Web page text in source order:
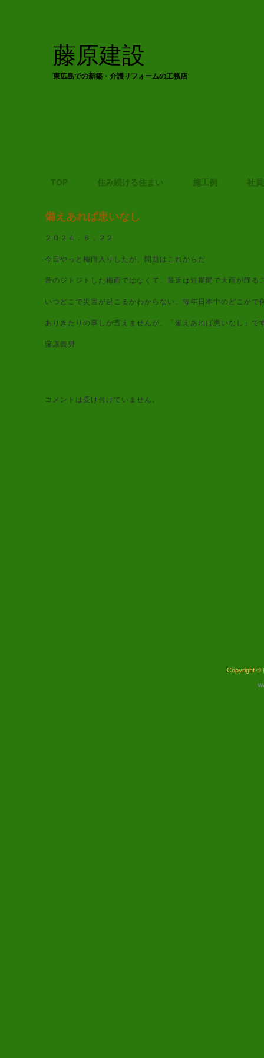
藤原建設
東広島での新築・介護リフォームの工務店
TOP 住み続ける住まい 施工例 社
備えあれば患いなし
２０２４．６．２２
今日やっと梅雨入りしたが、問題はこれからだ
昔のジトジトした梅雨ではなくて、最近は短期間で大雨が降る
いつどこで災害が起こるかわからない、毎年日本中のどこかで
ありきたりの事しか言えませんが、「備えあれば患いなし」で
藤原義男
コメントは受け付けていません。
Copyright ©